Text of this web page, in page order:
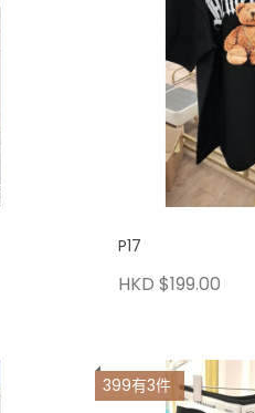
P17
HKD $199.00
399有3件